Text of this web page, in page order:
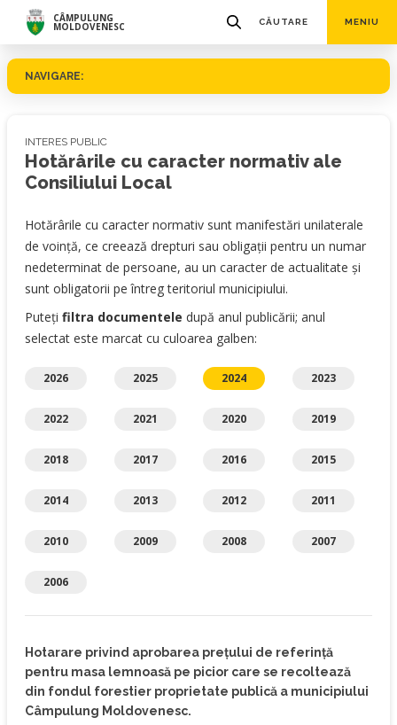
CÂMPULUNG
MOLDOVENESC CĂUTARE MENIU
NAVIGARE:
INTERES PUBLIC
Hotărârile cu caracter normativ ale
Consiliului Local
Hotărârile cu caracter normativ sunt manifestări unilaterale
de voință, ce creează drepturi sau obligații pentru un numar
nedeterminat de persoane, au un caracter de actualitate și
sunt obligatorii pe întreg teritoriul municipiului.
Puteți filtra documentele după anul publicării; anul
selectat este marcat cu culoarea galben:
2026 2025 2024 2023
2022 2021 2020 2019
2018 2017 2016 2015
2014 2013 2012 2011
2010 2009 2008 2007
2006
Hotarare privind aprobarea prețului de referință
pentru masa lemnoasă pe picior care se recoltează
din fondul forestier proprietate publică a municipiului
Câmpulung Moldovenesc.